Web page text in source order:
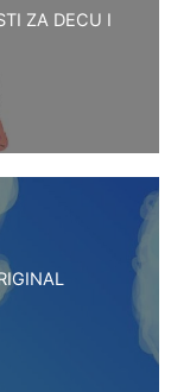
ZA DECU I